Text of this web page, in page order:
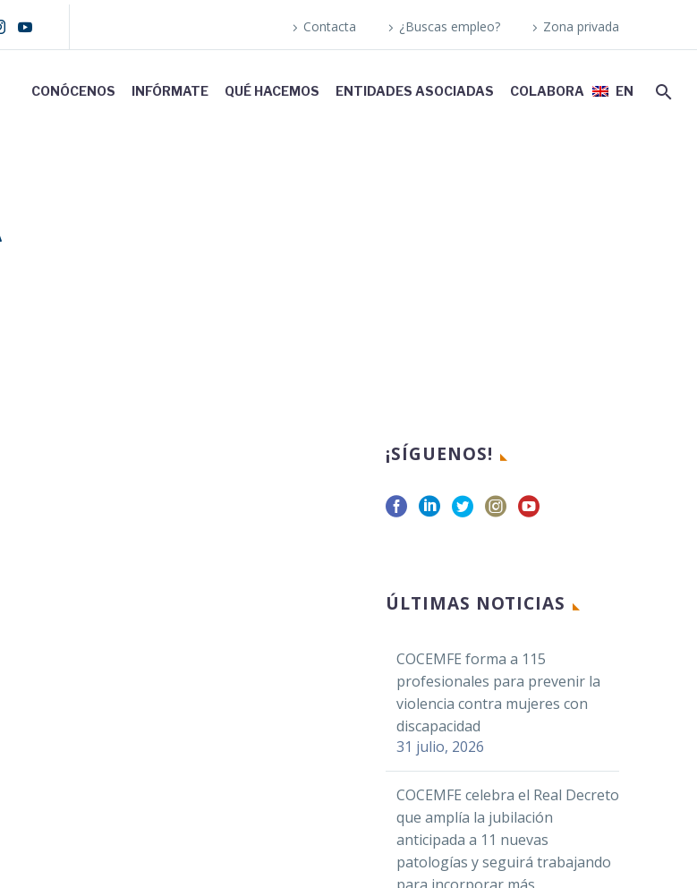
Contacta ¿Buscas empleo? Zona privada
CONÓCENOS INFÓRMATE QUÉ HACEMOS ENTIDADES ASOCIADAS COLABORA EN
¡SÍGUENOS!
ÚLTIMAS NOTICIAS
COCEMFE forma a 115
profesionales para prevenir la
violencia contra mujeres con
discapacidad
31 julio, 2026
COCEMFE celebra el Real Decreto
que amplía la jubilación
anticipada a 11 nuevas
patologías y seguirá trabajando